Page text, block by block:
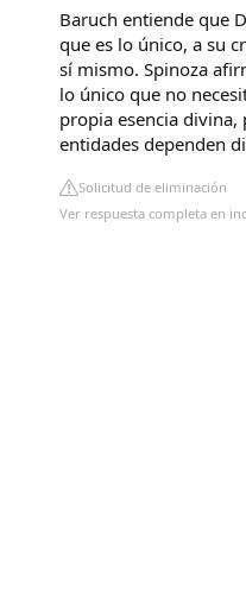
Baruch entiende que
que es lo único, a su
sí mismo. Spinoza
lo único que no
propia esencia divina,
entidades dependen
Solicitud de eliminación
Ver respuesta completa en